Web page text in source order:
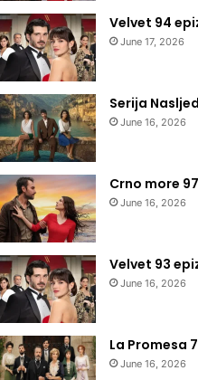
Velvet 94
June 17, 2026
Serija
June 16, 2026
Crno more
June 16, 2026
Velvet 93
June 16, 2026
La Promesa
June 16, 2026